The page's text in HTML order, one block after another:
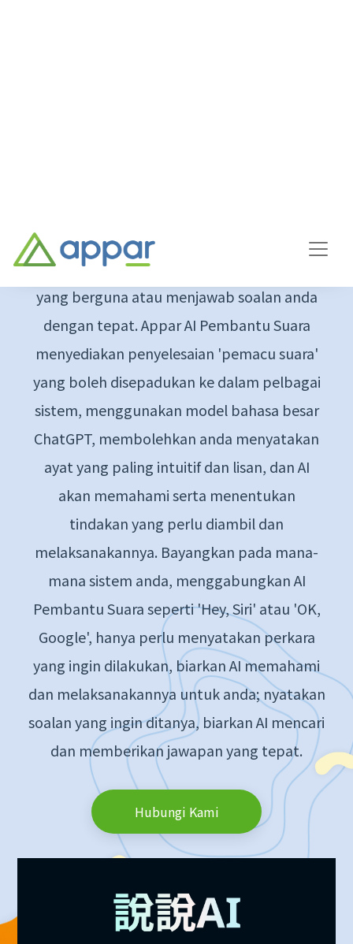
anda, AI boleh mengenal pasti perkara
penting dalam perbualan, mengisi borang
yang berguna atau menjawab soalan anda
dengan tepat. Appar AI Pembantu Suara
menyediakan penyelesaian 'pemacu suara'
yang boleh disepadukan ke dalam pelbagai
sistem, menggunakan model bahasa besar
ChatGPT, membolehkan anda menyatakan
ayat yang paling intuitif dan lisan, dan AI
akan memahami serta menentukan
tindakan yang perlu diambil dan
melaksanakannya. Bayangkan pada mana-
mana sistem anda, menggabungkan AI
Pembantu Suara seperti 'Hey, Siri' atau 'OK,
Google', hanya perlu menyatakan perkara
yang ingin dilakukan, biarkan AI memahami
dan melaksanakannya untuk anda; nyatakan
soalan yang ingin ditanya, biarkan AI mencari
dan memberikan jawapan yang tepat.
Hubungi Kami